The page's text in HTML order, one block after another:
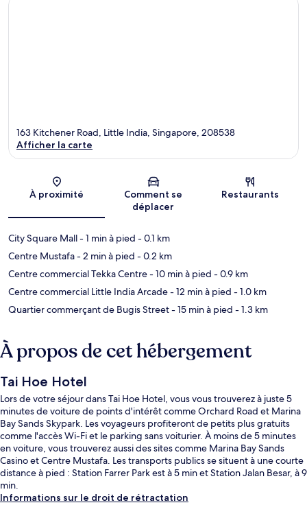
Carte
163 Kitchener Road, Little India, Singapore, 208538
Afficher la carte
À proximité
Comment se
déplacer
Restaurants
City Square Mall- 1 min à pied - 0.1 km
Centre Mustafa- 2 min à pied - 0.2 km
Centre commercial Tekka Centre- 10 min à pied - 0.9 km
Centre commercial Little India Arcade- 12 min à pied - 1.0 km
Quartier commerçant de Bugis Street- 15 min à pied - 1.3 km
À propos de cet hébergement
Tai Hoe Hotel
Lors de votre séjour dans Tai Hoe Hotel, vous vous trouverez à juste 5
minutes de voiture de points d'intérêt comme Orchard Road et Marina
Bay Sands Skypark. Les voyageurs profiteront de petits plus gratuits
comme l'accès Wi-Fi et le parking sans voiturier. À moins de 5 minutes
en voiture, vous trouverez aussi des sites comme Marina Bay Sands
Casino et Centre Mustafa. Les transports publics se situent à une courte
distance à pied : Station Farrer Park est à 5 min et Station Jalan Besar, à 9
min.
Informations sur le droit de rétractation